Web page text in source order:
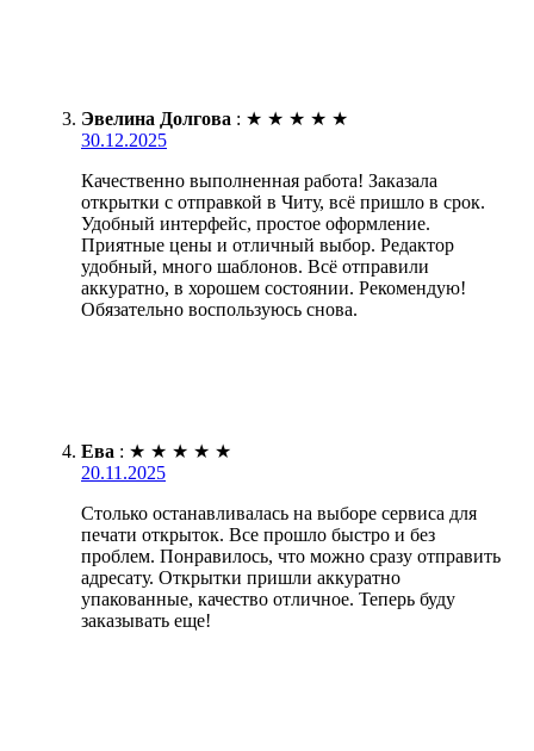
Эвелина Долгова : ★ ★ ★ ★ ★
30.12.2025
Качественно выполненная работа! Заказала
открытки с отправкой в Читу, всё пришло в срок.
Удобный интерфейс, простое оформление.
Приятные цены и отличный выбор. Редактор
удобный, много шаблонов. Всё отправили
аккуратно, в хорошем состоянии. Рекомендую!
Обязательно воспользуюсь снова.
Ева : ★ ★ ★ ★ ★
20.11.2025
Столько останавливалась на выборе сервиса для
печати открыток. Все прошло быстро и без
проблем. Понравилось, что можно сразу отправить
адресату. Открытки пришли аккуратно
упакованные, качество отличное. Теперь буду
заказывать еще!